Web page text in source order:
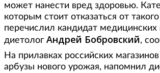
может нанести вред здоровью.
которым стоит отказаться от
перечислил кандидат медицинских
диетолог Андрей Бобровский,
На прилавках российских
арбузы нового урожая, напомнил